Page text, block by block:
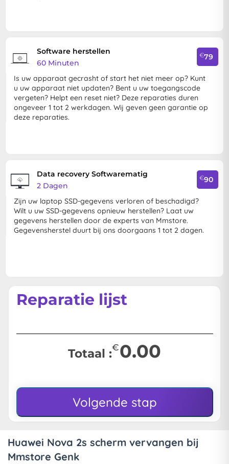
Software herstellen
60 Minuten
€79
Is uw apparaat gecrasht of start het niet meer op? Kunt
u uw apparaat niet updaten? Bent u uw toegangscode
vergeten? Helpt een reset niet? Deze reparaties duren
ongeveer 1 tot 2 werkdagen. Wij geven geen garantie op
deze reparaties.
Data recovery Softwarematig
2 Dagen
€90
Zijn uw laptop SSD-gegevens verloren of beschadigd?
Wilt u uw SSD-gegevens opnieuw herstellen? Laat uw
gegevens herstellen door de experts van Mmstore.
Gegevensherstel duurt bij ons doorgaans 1 tot 2 dagen.
Reparatie lijst
Totaal :€0.00
Volgende stap
Huawei Nova 2s scherm vervangen bij
Mmstore Genk